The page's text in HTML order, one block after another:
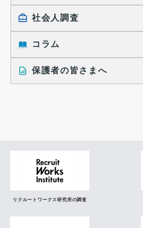
大学生の実態調査
働きたい組織の特徴
大学生の地域間移動レポート
就職活動に関するレポート
採用活動に関するレポート
社会人調査
就職活動と入社後の就業
就業レディネス研究
コラム
インタビュー記事
保護者の皆さまへ
リクルートワークス研究所の調査